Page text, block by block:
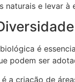
e levar
é
podem ser
a criação de